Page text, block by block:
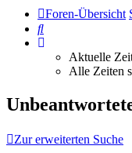
Foren-Übersicht
Suche
Aktuelle
Alle Zeiten
Zur erweiterten Suche